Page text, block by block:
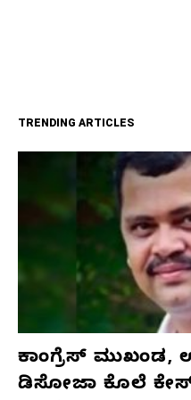
TRENDING ARTICLES
ಕಾಂಗ್ರೆಸ್‌
ಡಿಸೋಜಾ ಕೊಲೆ